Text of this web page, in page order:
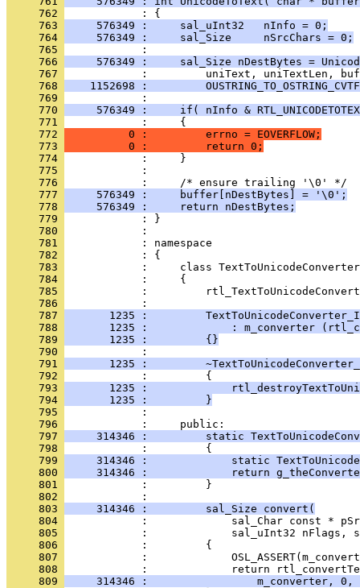
     762
     763
     576349 :     sal_uInt32   nInfo = 0;
     764
     576349 :     sal_Size     nSrcChars = 0;
     765
     766
576349 :     sal_Size nDestBytes =
     767
     768
1152698 :
     769
     770
576349 :     if( nInfo &
     771
     772
          0 :         errno = EOVERFLOW;
     773
          0 :         return 0;
     774
     775
     776
     777
     576349 :     buffer[nDestBytes] = '\0';
     778
     576349 :     return nDestBytes;
     779
     780
     781
     782
     783
     784
     785
:
     786
     787
1235 :
     788
1235 :             : m_converter
     789
       1235 :         {}
     790
     791
1235 :
     792
     793
1235 :
     794
       1235 :         }
     795
            :
     796
     797
314346 :         static
     798
     799
314346 :             static
     800
314346 :             return
     801
            :         }
     802
     803
     314346 :         sal_Size convert(
     804
     805
     806
     807
     808
     809
314346 :                 m_converter,